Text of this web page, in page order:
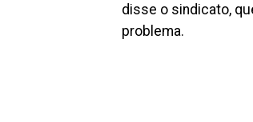
disse o sindicato,
problema.